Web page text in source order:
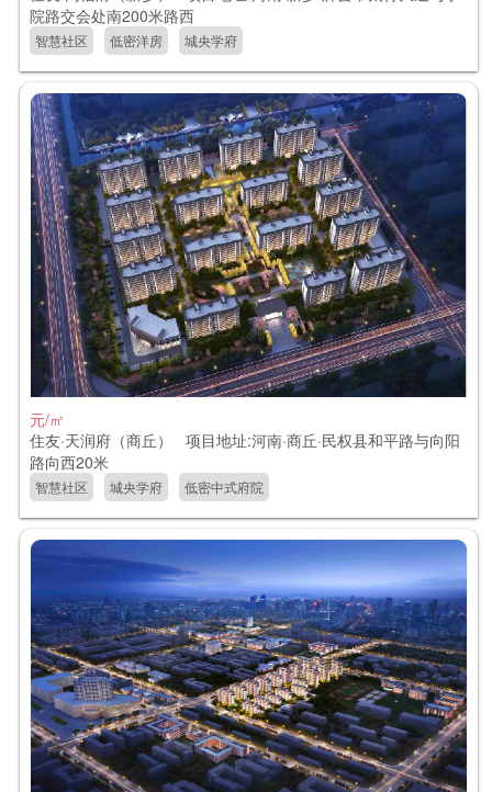
院路交会处南200米路西
智慧社区 低密洋房 城央学府
元/㎡
住友·天润府（商丘） 项目地址:河南·商丘·民权县和平路与向阳
路向西20米
智慧社区 城央学府 低密中式府院